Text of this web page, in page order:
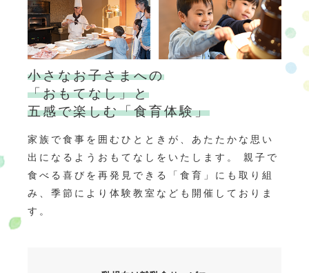
小さなお子さまへの
「おもてなし」と
五感で楽しむ「食育体験」
家族で食事を囲むひとときが、あたたかな思い
出になるようおもてなしをいたします。 親子で
食べる喜びを再発見できる「食育」にも取り組
み、季節により体験教室なども開催しておりま
す。